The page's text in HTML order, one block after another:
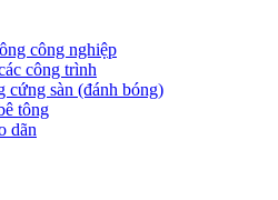
công nghiệp
công trình
cứng sàn (đánh bóng)
tông
dãn